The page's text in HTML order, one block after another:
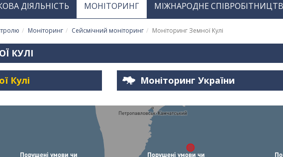
ДІЯЛЬНІСТЬ МОНІТОРИНГ МІЖНАРОДНЕ
Моніторинг Сейсмічний моніторинг Моніторинг Земної Кулі
КУЛІ
Кулі Моніторинг України